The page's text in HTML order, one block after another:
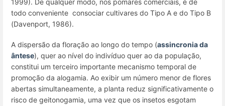
1999). De qualquer modo, nos pomares comerciais, é de
todo conveniente consociar cultivares do Tipo A e do Tipo B
(Davenport, 1986).
A dispersão da floração ao longo do tempo (assincronia da
ântese), quer ao nível do indivíduo quer ao da população,
constitui um terceiro importante mecanismo temporal de
promoção da alogamia. Ao exibir um número menor de flores
abertas simultaneamente, a planta reduz significativamente o
risco de geitonogamia, uma vez que os insetos esgotam